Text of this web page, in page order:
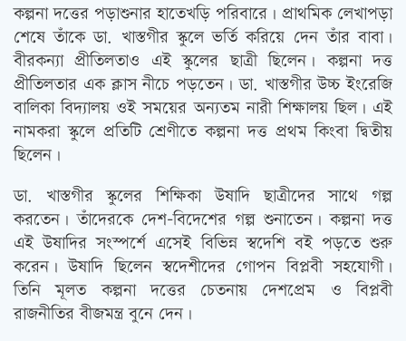
কল্পনা দত্তের পড়াশুনার হাতেখড়ি পরিবারে। প্রাথমিক লেখাপড়া
শেষে তাঁকে ডা. খাস্তগীর স্কুলে ভর্তি করিয়ে দেন তাঁর বাবা।
বীরকন্যা প্রীতিলতাও এই স্কুলের ছাত্রী ছিলেন। কল্পনা দত্ত
প্রীতিলতার এক ক্লাস নীচে পড়তেন। ডা. খাস্তগীর উচ্চ ইংরেজি
বালিকা বিদ্যালয় ওই সময়ের অন্যতম নারী শিক্ষালয় ছিল। এই
নামকরা স্কুলে প্রতিটি শ্রেণীতে কল্পনা দত্ত প্রথম কিংবা দ্বিতীয়
ছিলেন।
ডা. খাস্তগীর স্কুলের শিক্ষিকা উষাদি ছাত্রীদের সাথে গল্প
করতেন। তাঁদেরকে দেশ-বিদেশের গল্প শুনাতেন। কল্পনা দত্ত
এই উষাদির সংস্পর্শে এসেই বিভিন্ন স্বদেশি বই পড়তে শুরু
করেন। উষাদি ছিলেন স্বদেশীদের গোপন বিপ্লবী সহযোগী।
তিনি মূলত কল্পনা দত্তের চেতনায় দেশপ্রেম ও বিপ্লবী
রাজনীতির বীজমন্ত্র বুনে দেন।